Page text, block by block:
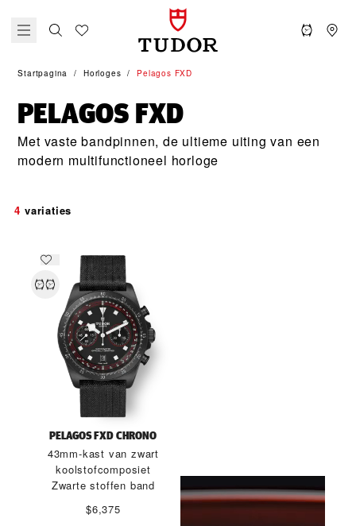
Startpagina Horloges Pelagos FXD
PELAGOS FXD
Met vaste bandpinnen, de ultieme uiting van een
modern multifunctioneel horloge
4 variaties
PELAGOS FXD CHRONO
43mm-kast van zwart
koolstofcomposiet
Zwarte stoffen band
$6,375